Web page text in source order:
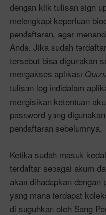
dengan klik tulisan sign
melengkapi keperluan
pendaftaran, agar
Anda. Jika sudah
tersebut bisa digunakan
mengakses aplikasi
tulisan log indidalam
mengisikan ketentuan
password yang
pendaftaran sebelumnya.
Ketika sudah masuk
terdaftar sebagai akum
akan dihadapkan dengan
yang mana terdapat
di suguhkan oleh Sang